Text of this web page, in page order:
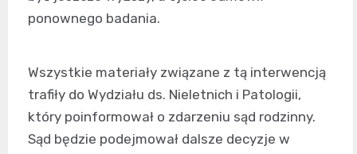
ponownego badania.
Wszystkie materiały związane z tą interwencją
trafiły do Wydziału ds. Nieletnich i Patologii,
który poinformował o zdarzeniu sąd rodzinny.
Sąd będzie podejmował dalsze decyzje w